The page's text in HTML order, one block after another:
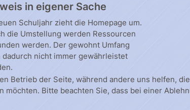
in eigener Sache
Schuljahr zieht die Homepage um.
die Umstellung werden Ressourcen
werden. Der gewohnt Umfang
dadurch nicht immer gewährleistet
Betrieb der Seite, während andere uns helfen,
Bitte beachten Sie, dass bei einer